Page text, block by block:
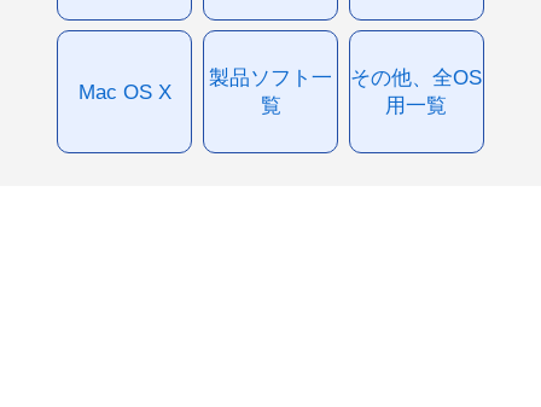
Mac OS X
製品ソフト一
覧
その他、全OS
用一覧